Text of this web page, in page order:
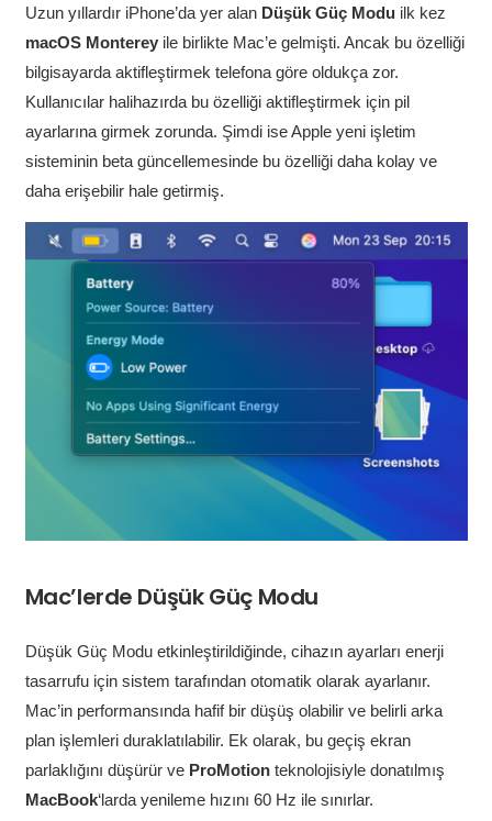
Uzun yıllardır iPhone’da yer alan Düşük Güç Moduilk kez
macOS Montereyile birlikte Mac’e gelmişti. Ancak bu özelliği
bilgisayarda aktifleştirmek telefona göre oldukça zor.
Kullanıcılar halihazırda bu özelliği aktifleştirmek için pil
ayarlarına girmek zorunda. Şimdi ise Apple yeni işletim
sisteminin beta güncellemesinde bu özelliği daha kolay ve
daha erişebilir hale getirmiş.
Mac’lerde Düşük Güç Modu
Düşük Güç Modu etkinleştirildiğinde, cihazın ayarları enerji
tasarrufu için sistem tarafından otomatik olarak ayarlanır.
Mac’in performansında hafif bir düşüş olabilir ve belirli arka
plan işlemleri duraklatılabilir. Ek olarak, bu geçiş ekran
parlaklığını düşürür ve ProMotionteknolojisiyle donatılmış
MacBook‘larda yenileme hızını 60 Hz ile sınırlar.